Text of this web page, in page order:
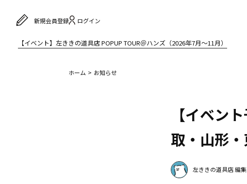
新規会員登録 ログイン
【イベント】左ききの道具店 POPUP TOUR＠ハンズ（2026年7月〜11月）
ホーム お知らせ
【イベン
取・山形・
左ききの道具店 編